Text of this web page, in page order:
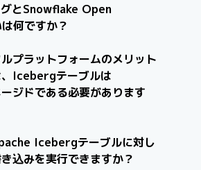
カタログは、メタデータとトラン
理します。Snowflakeは、圧縮やス
保持などのテーブルメンテナンスも自
Icebergテーブル：テーブルのメタ
ザクションは、独立した外部カタログ
れます。Snowflakeはこの外部カタロ
れらのテーブルに対する読み取りと書
読み取りのみが可能で、お客様が
ルにも柔軟に対応できます。マルチ
、Apache Polarisのようなベンダー
ログの使用が推奨されます。
Polarisのマネージドサービスを
Snowflake Open Catalog
とSnowflake Open
何ですか？
のデータアセット（Snowflakeで使
プのIcebergテーブルを含む）にわ
ガバナンス、セキュリティ、ディス
Snowflakeの組み込みソリューショ
Catalog：Apache Polaris™向けの
ドサービスです。ベンダーニュート
プラットフォームのメリット
Icebergテーブルは
ジドである必要があります
ームの強みを活用できます。
強力なクエリエンジン、パフォーマ
Icebergテーブルに対し
込みを実行できますか？